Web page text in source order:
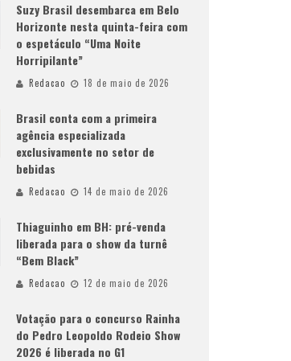
Suzy Brasil desembarca em Belo
Horizonte nesta quinta-feira com
o espetáculo “Uma Noite
Horripilante”
Redacao 18 de maio de 2026
Brasil conta com a primeira
agência especializada
exclusivamente no setor de
bebidas
Redacao 14 de maio de 2026
Thiaguinho em BH: pré-venda
liberada para o show da turnê
“Bem Black”
Redacao 12 de maio de 2026
Votação para o concurso Rainha
do Pedro Leopoldo Rodeio Show
2026 é liberada no G1